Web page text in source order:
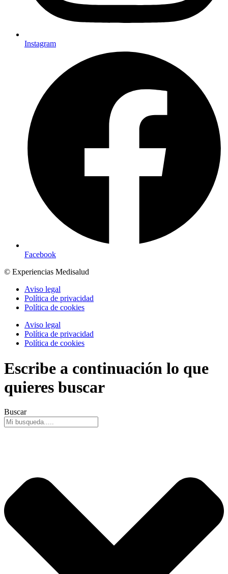
Instagram
Facebook
© Experiencias Medisalud
Aviso legal
Política de privacidad
Política de cookies
Aviso legal
Política de privacidad
Política de cookies
Escribe a continuación lo que
quieres buscar
Buscar